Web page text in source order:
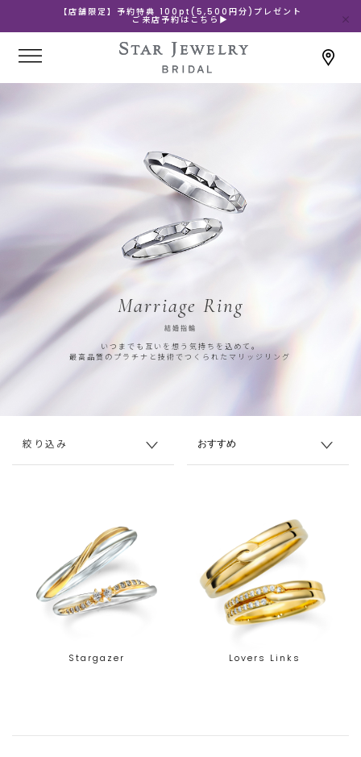
【店舗限定】予約特典 100pt(5,500円分)プレゼント
ご来店予約はこちら▶
Marriage Ring
結婚指輪
いつまでも互いを想う気持ちを込めて。
最高品質のプラチナと技術でつくられたマリッジリング
絞り込み
Stargazer Lovers Links